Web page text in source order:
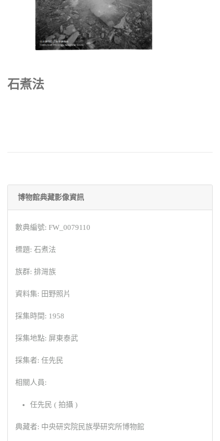
石煮法
博物館典藏影像資訊
數典編號: FW_0079110
標題: 石煮法
族群: 排灣族
資料集: 田野照片
採集時間: 1958
採集地點: 屏東泰武
採集者: 任先民
相關人員:
任先民 ( 拍攝 )
典藏者: 中央研究院民族學研究所博物館